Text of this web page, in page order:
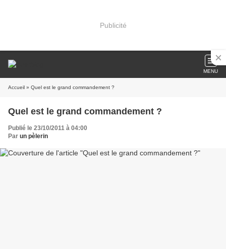
Publicité
MENU
Accueil » Quel est le grand commandement ?
Quel est le grand commandement ?
Publié le 23/10/2011 à 04:00
Par un pèlerin